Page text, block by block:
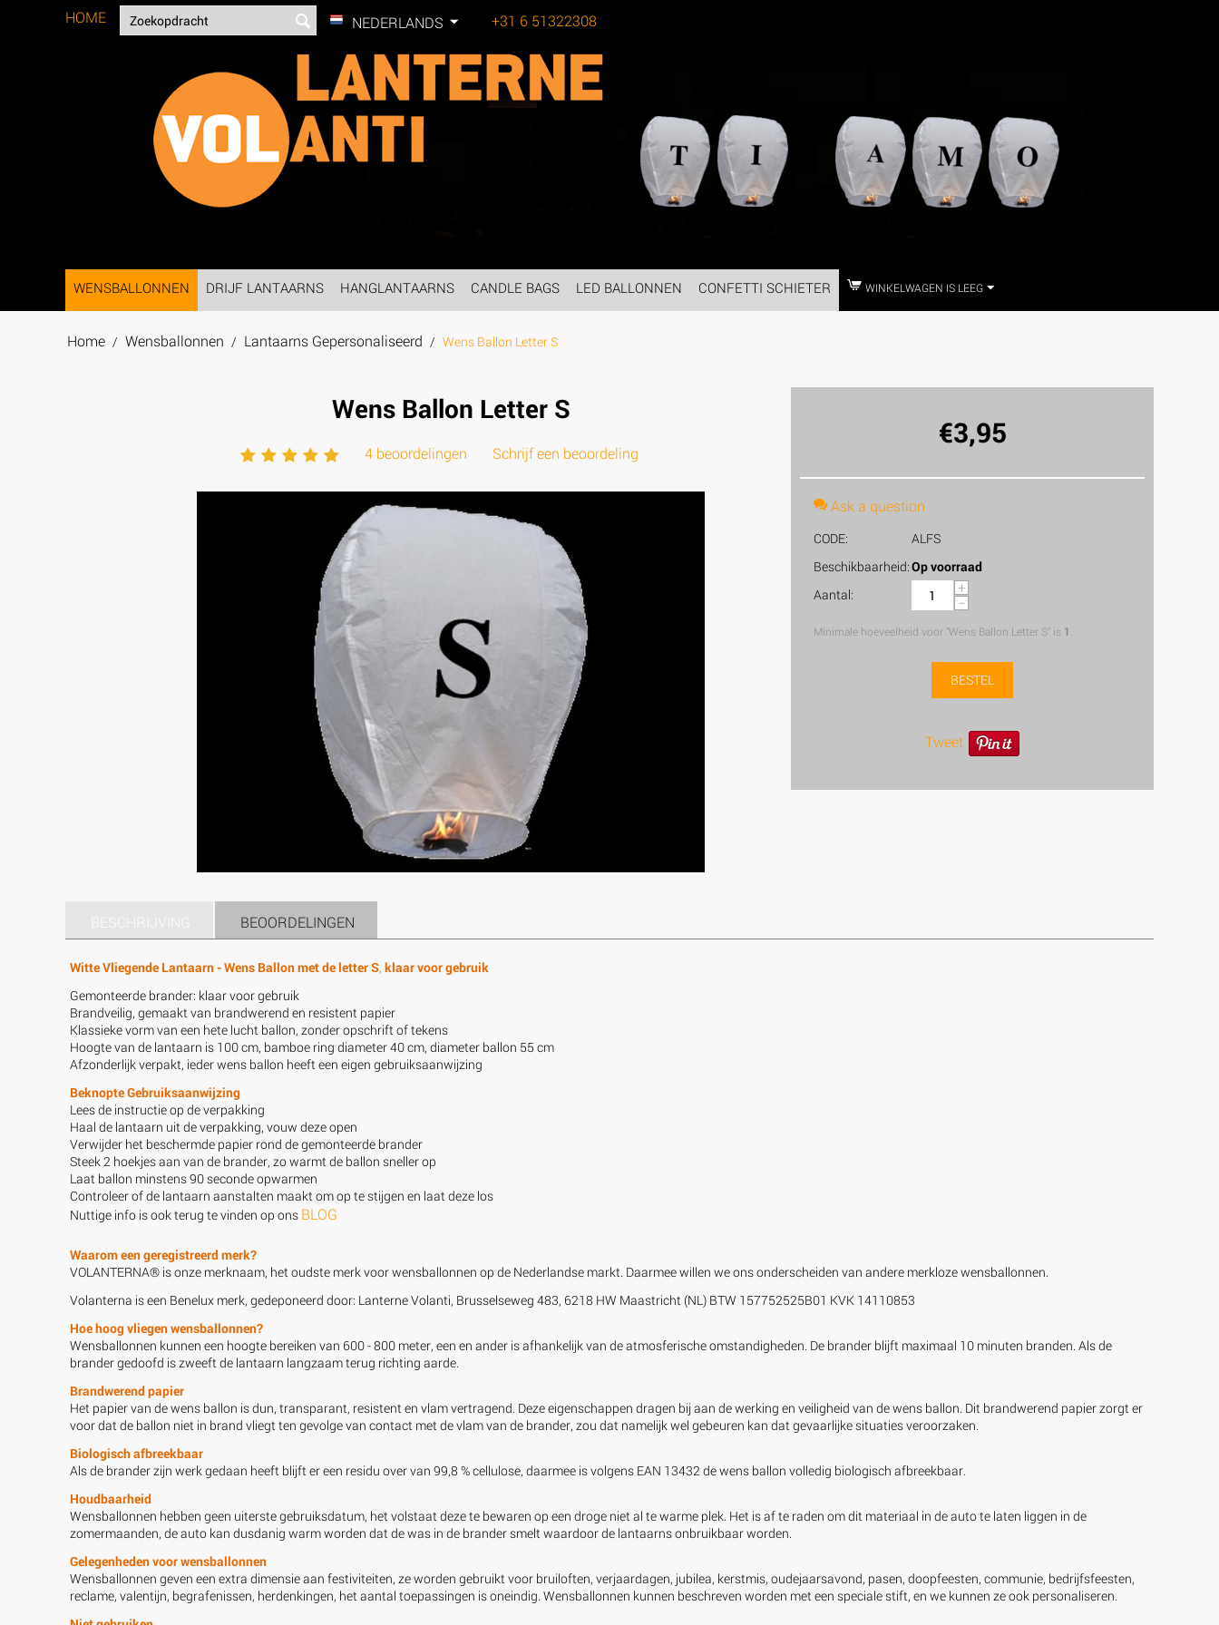
HOME NEDERLANDS +31 6 51322308
WENSBALLONNEN DRIJF LANTAARNS HANGLANTAARNS CANDLE BAGS LED BALLONNEN CONFETTI SCHIETER WINKELWAGEN IS LEEG
Home / Wensballonnen / Lantaarns Gepersonaliseerd / Wens Ballon Letter S
Wens Ballon Letter S
4 beoordelingen Schrijf een beoordeling
€3,95
Ask a question
CODE:
ALFS
Beschikbaarheid:Op voorraad
Aantal:
+
−
Minimale hoeveelheid voor "Wens Ballon Letter S" is 1
BESTEL
Tweet
BESCHRIJVING BEOORDELINGEN
Witte Vliegende Lantaarn - Wens Ballon met de letter S, klaar voor gebruik
Gemonteerde brander: klaar voor gebruik
Brandveilig, gemaakt van brandwerend en resistent papier
Klassieke vorm van een hete lucht ballon, zonder opschrift of tekens
Hoogte van de lantaarn is 100 cm, bamboe ring diameter 40 cm, diameter ballon 55 cm
Afzonderlijk verpakt, ieder wens ballon heeft een eigen gebruiksaanwijzing
Beknopte Gebruiksaanwijzing
Lees de instructie op de verpakking
Haal de lantaarn uit de verpakking, vouw deze open
Verwijder het beschermde papier rond de gemonteerde brander
Steek 2 hoekjes aan van de brander, zo warmt de ballon sneller op
Laat ballon minstens 90 seconde opwarmen
Controleer of de lantaarn aanstalten maakt om op te stijgen en laat deze los
Nuttige info is ook terug te vinden op ons BLOG
Waarom een geregistreerd merk?
VOLANTERNA® is onze merknaam, het oudste merk voor wensballonnen op de Nederlandse markt. Daarmee willen we ons onderscheiden van andere merkloze wensballonnen.
Volanterna is een Benelux merk, gedeponeerd door: Lanterne Volanti, Brusselseweg 483, 6218 HW Maastricht (NL) BTW 157752525B01 KVK 14110853
Hoe hoog vliegen wensballonnen?
Wensballonnen kunnen een hoogte bereiken van 600 - 800 meter, een en ander is afhankelijk van de atmosferische omstandigheden. De brander blijft maximaal 10 minuten branden. Als de
brander gedoofd is zweeft de lantaarn langzaam terug richting aarde.
Brandwerend papier
Het papier van de wens ballon is dun, transparant, resistent en vlam vertragend. Deze eigenschappen dragen bij aan de werking en veiligheid van de wens ballon. Dit brandwerend papier zorgt er
voor dat de ballon niet in brand vliegt ten gevolge van contact met de vlam van de brander, zou dat namelijk wel gebeuren kan dat gevaarlijke situaties veroorzaken.
Biologisch afbreekbaar
Als de brander zijn werk gedaan heeft blijft er een residu over van 99,8 % cellulose, daarmee is volgens EAN 13432 de wens ballon volledig biologisch afbreekbaar.
Houdbaarheid
Wensballonnen hebben geen uiterste gebruiksdatum, het volstaat deze te bewaren op een droge niet al te warme plek. Het is af te raden om dit materiaal in de auto te laten liggen in de
zomermaanden, de auto kan dusdanig warm worden dat de was in de brander smelt waardoor de lantaarns onbruikbaar worden.
Gelegenheden voor wensballonnen
Wensballonnen geven een extra dimensie aan festiviteiten, ze worden gebruikt voor bruiloften, verjaardagen, jubilea, kerstmis, oudejaarsavond, pasen, doopfeesten, communie, bedrijfsfeesten,
reclame, valentijn, begrafenissen, herdenkingen, het aantal toepassingen is oneindig. Wensballonnen kunnen beschreven worden met een speciale stift, en we kunnen ze ook personaliseren.